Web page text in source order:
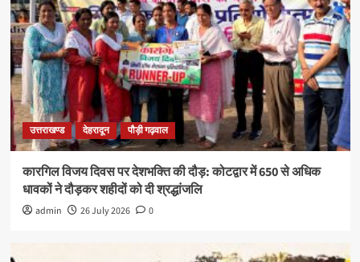
उत्तराखण्ड देहरादून पौड़ी गढ़वाल
कारगिल विजय दिवस पर देशभक्ति की दौड़: कोटद्वार में 650 से अधिक
धावकों ने दौड़कर शहीदों को दी श्रद्धांजलि
admin 26 July 2026 0